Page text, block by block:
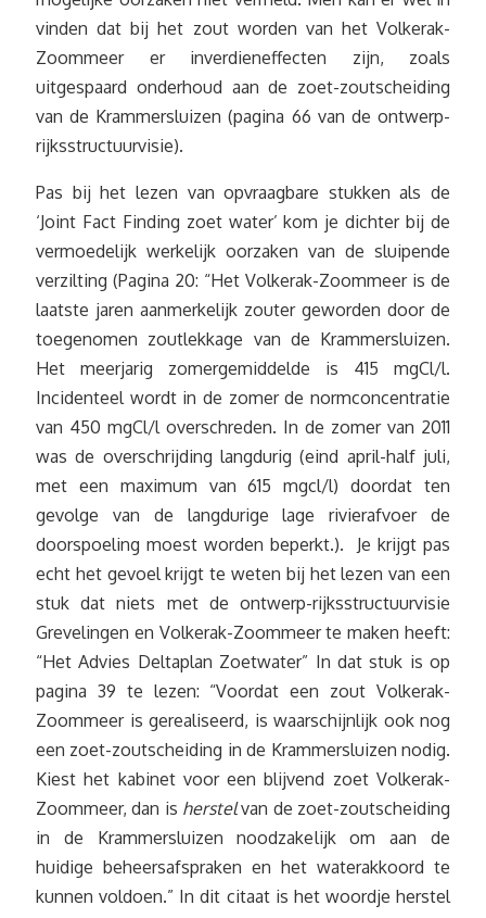
vinden dat bij het zout worden van het Volkerak-
Zoommeer er inverdieneffecten zijn, zoals
uitgespaard onderhoud aan de zoet-zoutscheiding
van de Krammersluizen (pagina 66 van de ontwerp-
rijksstructuurvisie).
Pas bij het lezen van opvraagbare stukken als de
‘Joint Fact Finding zoet water’ kom je dichter bij de
vermoedelijk werkelijk oorzaken van de sluipende
verzilting (Pagina 20: “Het Volkerak-Zoommeer is de
laatste jaren aanmerkelijk zouter geworden door de
toegenomen zoutlekkage van de Krammersluizen.
Het meerjarig zomergemiddelde is 415 mgCl/l.
Incidenteel wordt in de zomer de normconcentratie
van 450 mgCl/l overschreden. In de zomer van 2011
was de overschrijding langdurig (eind april-half juli,
met een maximum van 615 mgcl/l) doordat ten
gevolge van de langdurige lage rivierafvoer de
doorspoeling moest worden beperkt.). Je krijgt pas
echt het gevoel krijgt te weten bij het lezen van een
stuk dat niets met de ontwerp-rijksstructuurvisie
Grevelingen en Volkerak-Zoommeer te maken heeft:
“Het Advies Deltaplan Zoetwater” In dat stuk is op
pagina 39 te lezen: “Voordat een zout Volkerak-
Zoommeer is gerealiseerd, is waarschijnlijk ook nog
een zoet-zoutscheiding in de Krammersluizen nodig.
Kiest het kabinet voor een blijvend zoet Volkerak-
Zoommeer, dan is herstelvan de zoet-zoutscheiding
in de Krammersluizen noodzakelijk om aan de
huidige beheersafspraken en het waterakkoord te
kunnen voldoen.” In dit citaat is het woordje herstel